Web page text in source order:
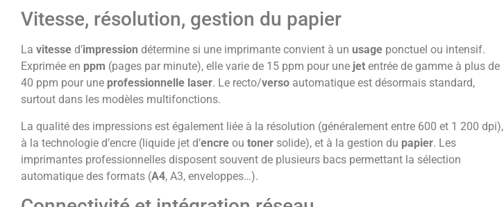
Vitesse, résolution, gestion du papier
La vitesse d’impression détermine si une imprimante convient à un usage ponctuel ou intensif.
Exprimée en ppm (pages par minute), elle varie de 15 ppm pour une jet entrée de gamme à plus de
40 ppm pour une professionnelle laser. Le recto/verso automatique est désormais standard,
surtout dans les modèles multifonctions.
La qualité des impressions est également liée à la résolution (généralement entre 600 et 1 200 dpi),
à la technologie d’encre (liquide jet d’encre ou toner solide), et à la gestion du papier. Les
imprimantes professionnelles disposent souvent de plusieurs bacs permettant la sélection
automatique des formats (A4, A3, enveloppes…).